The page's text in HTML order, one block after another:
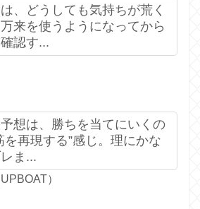
、どうしても気持ちが荒く
来を使うようになってから
認す...
想は、勝ちを当てにいくの
を再現する”感じ。理にかな
ま...
）